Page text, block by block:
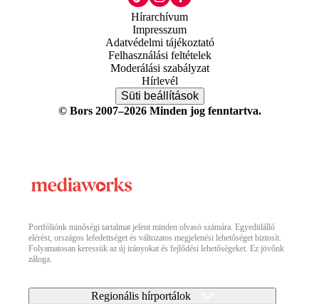
Hírarchívum
Impresszum
Adatvédelmi tájékoztató
Felhasználási feltételek
Moderálási szabályzat
Hírlevél
Süti beállítások
© Bors 2007–2026 Minden jog fenntartva.
Portfóliónk minőségi tartalmat jelent minden olvasó számára. Egyedülálló
elérést, országos lefedettséget és változatos megjelenési lehetőséget biztosít.
Folyamatosan keressük az új irányokat és fejlődési lehetőségeket. Ez jövőnk
záloga.
Regionális hírportálok